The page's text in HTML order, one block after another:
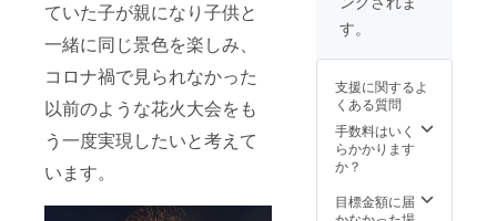
ていた子が親になり子供と
一緒に同じ景色を楽しみ、
コロナ禍で見られなかった
以前のような花火大会をも
う一度実現したいと考えて
います。
ページ
クした
い場合
はURL
をご記
入くだ
ださ
す。
支援に関するよ
くある質問
手数料はいく
らかかります
か？
目標金額に届